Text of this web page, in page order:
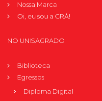
Nossa Marca
Oi, eu sou a GRÁ!
NO UNISAGRADO
Biblioteca
Egressos
Diploma Digital